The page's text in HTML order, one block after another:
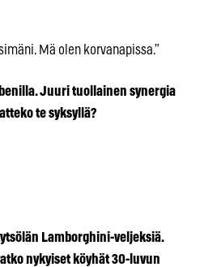
Mä olen korvanapissa.”
Juuri tuollainen synergia
te syksyllä?
Lamborghini-veljeksiä.
nykyiset köyhät 30-luvun